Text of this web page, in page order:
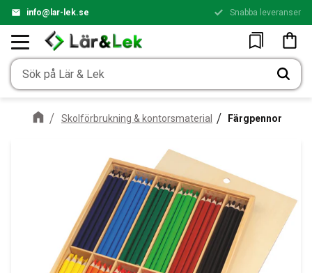
info@lar-lek.se Snabba leveranser
Favoriter
Skolförbrukning & kontorsmaterial Färgpennor